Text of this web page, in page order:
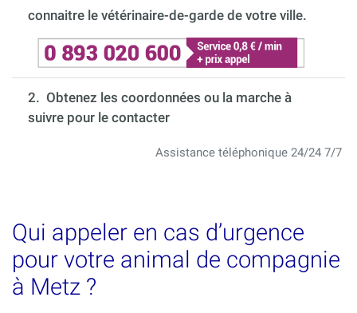
connaitre le vétérinaire-de-garde de votre ville.
2. Obtenez les coordonnées ou la marche à
suivre pour le contacter
Assistance téléphonique 24/24 7/7
Qui appeler en cas d’urgence
pour votre animal de compagnie
à Metz ?